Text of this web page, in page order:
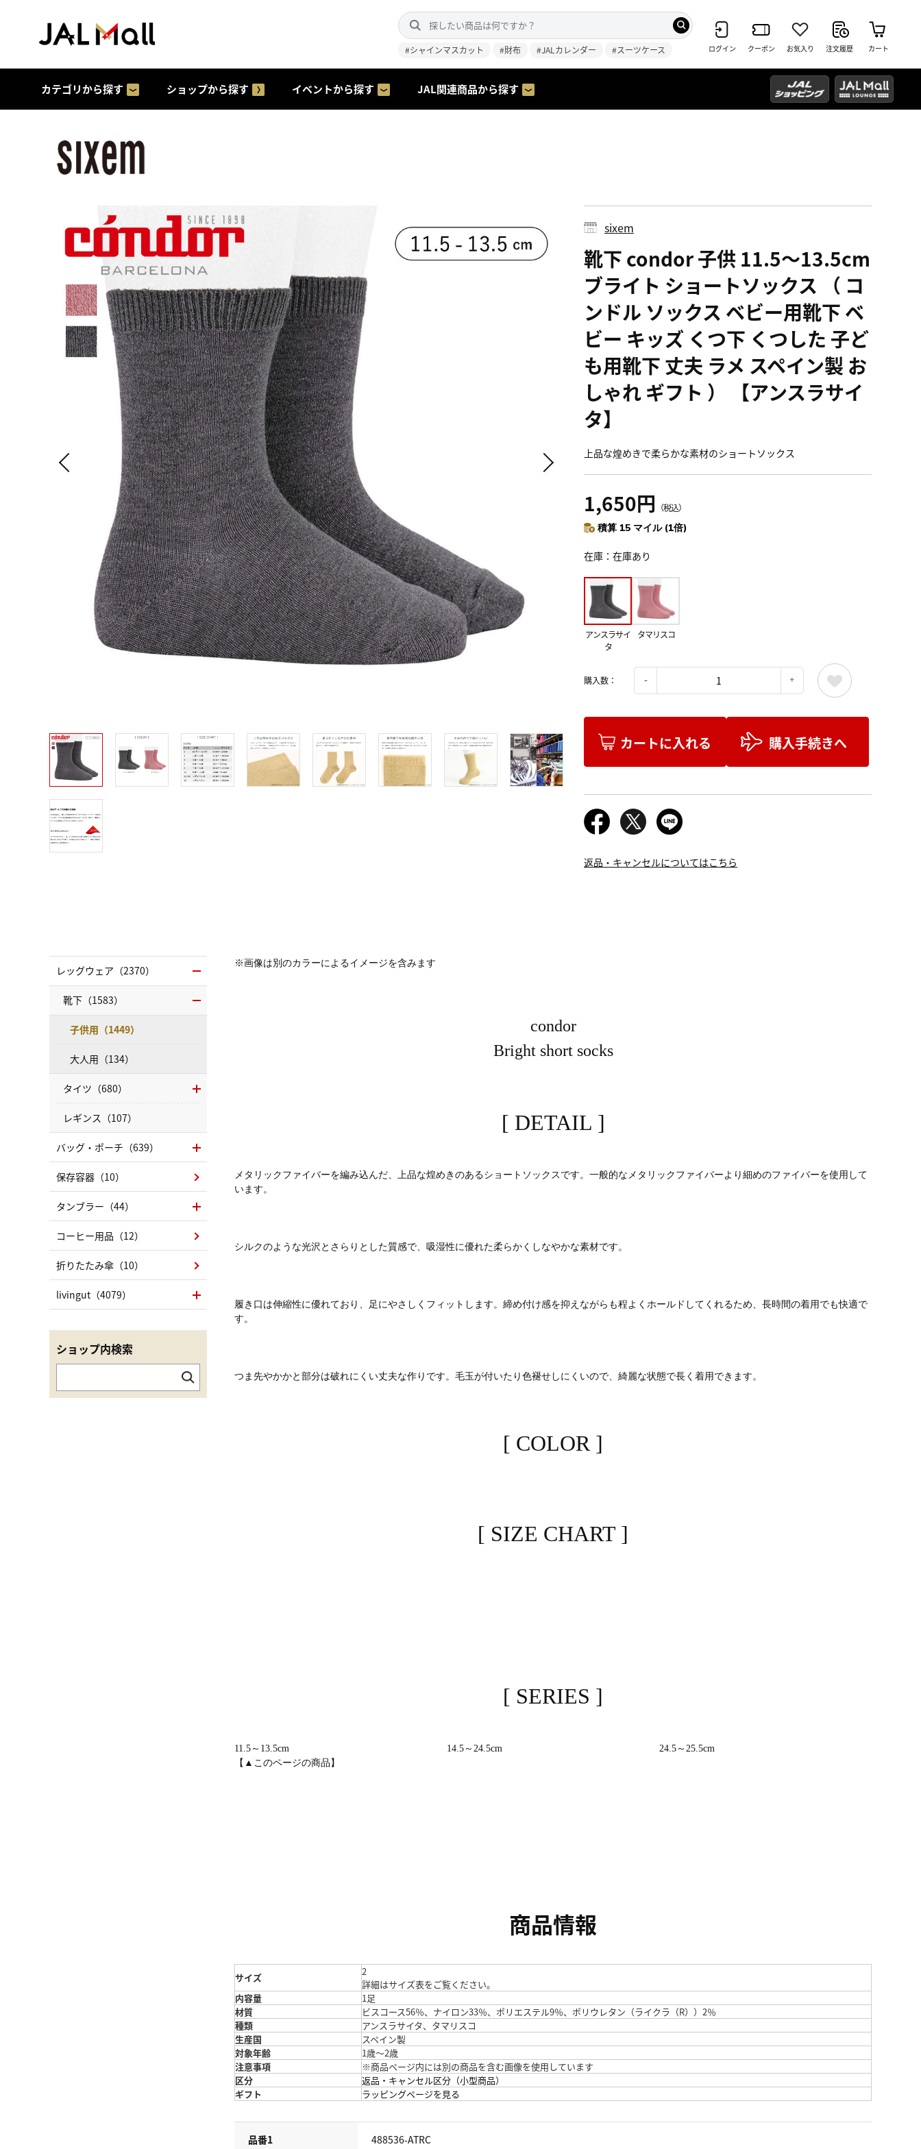
#シャインマスカット #財布 #JALカレンダー #スーツケース ログイン クーポン お気入り 注文履歴 カート
カテゴリから探す ショップから探す イベントから探す JAL関連商品から探す
sixem
靴下 condor 子供 11.5～13.5cm
ブライト ショートソックス （ コ
ンドル ソックス ベビー用靴下 ベ
ビー キッズ くつ下 くつした 子ど
も用靴下 丈夫 ラメ スペイン製 お
しゃれ ギフト ） 【アンスラサイ
タ】
上品な煌めきで柔らかな素材のショートソックス
1,650円 （税込）
積算 15 マイル (1倍)
在庫 在庫あり
アンスラサイ
タ
タマリスコ
購入数：
カートに入れる 購入手続きへ
返品・キャンセルについてはこちら
※画像は別のカラーによるイメージを含みます
condor
Bright short socks
[ DETAIL ]
メタリックファイバーを編み込んだ、上品な煌めきのあるショートソックスです。一般的なメタリックファイバーより細めのファイバーを使用して
います。
シルクのような光沢とさらりとした質感で、吸湿性に優れた柔らかくしなやかな素材です。
履き口は伸縮性に優れており、足にやさしくフィットします。締め付け感を抑えながらも程よくホールドしてくれるため、長時間の着用でも快適で
す。
つま先やかかと部分は破れにくい丈夫な作りです。毛玉が付いたり色褪せしにくいので、綺麗な状態で長く着用できます。
[ COLOR ]
[ SIZE CHART ]
[ SERIES ]
11.5～13.5cm
【▲このページの商品】
14.5～24.5cm 24.5～25.5cm
商品情報
サイズ
2
詳細はサイズ表をご覧ください。
内容量
1足
材質
ビスコース56％、ナイロン33％、ポリエステル9％、ポリウレタン（ライクラ（R））2％
種類
アンスラサイタ、タマリスコ
生産国
スペイン製
対象年齢
1歳～2歳
注意事項
※商品ページ内には別の商品を含む画像を使用しています
区分
返品・キャンセル区分（小型商品）
ギフト
ラッピングページを見る
品番1 488536-ATRC
レッグウェア（2370）
靴下（1583）
子供用（1449）
大人用（134）
タイツ（680）
レギンス（107）
バッグ・ポーチ（639）
保存容器（10）
タンブラー（44）
コーヒー用品（12）
折りたたみ傘（10）
livingut（4079）
ショップ内検索